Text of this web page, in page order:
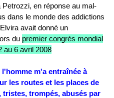
en réponse au mal-
dans le monde des addictions
avait donné un
du premier congrès mondial
au 6 avril 2008
m'a entraînée à
les routes et les places de
trompés, abusés par